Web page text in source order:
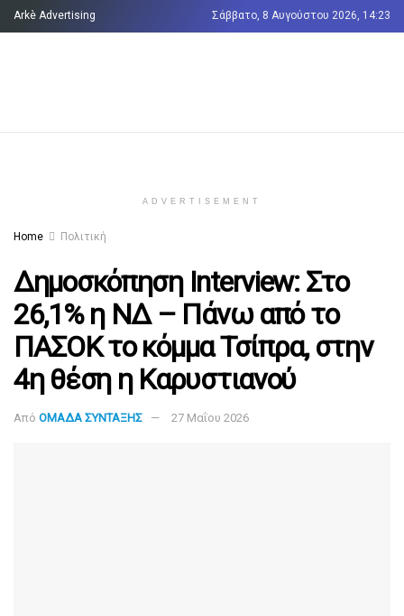
Arkè Advertising Σάββατο, 8 Αυγούστου 2026, 14:23
ADVERTISEMENT
Home Πολιτική
Δημοσκόπηση Interview: Στο
26,1% η ΝΔ – Πάνω από το
ΠΑΣΟΚ το κόμμα Τσίπρα, στην
4η θέση η Καρυστιανού
Από ΟΜΑΔΑ ΣΥΝΤΑΞΗΣ 27 Μαΐου 2026